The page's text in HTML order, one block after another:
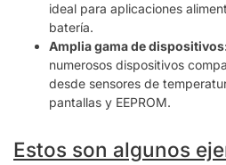
ideal para aplicaciones
batería.
Amplia gama de
numerosos dispositivos
desde sensores de
pantallas y EEPROM.
Estos son algunos